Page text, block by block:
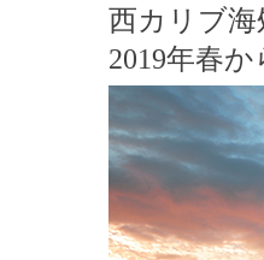
西カリブ海
2019年春